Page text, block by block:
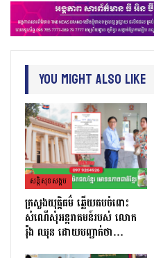
You Might Also Like
សន្តិសុខសង្គម
ក្រសួងយុត្តិធម៌ ឆ្លើយតបចំពោះ
សំណើសុំអន្តរាគមន៍របស់ លោក
រ៉ុង ឈុន ដោយបញ្ជាក់ថា…